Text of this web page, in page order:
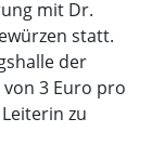
mit Dr.
statt.
der
3 Euro pro
zu